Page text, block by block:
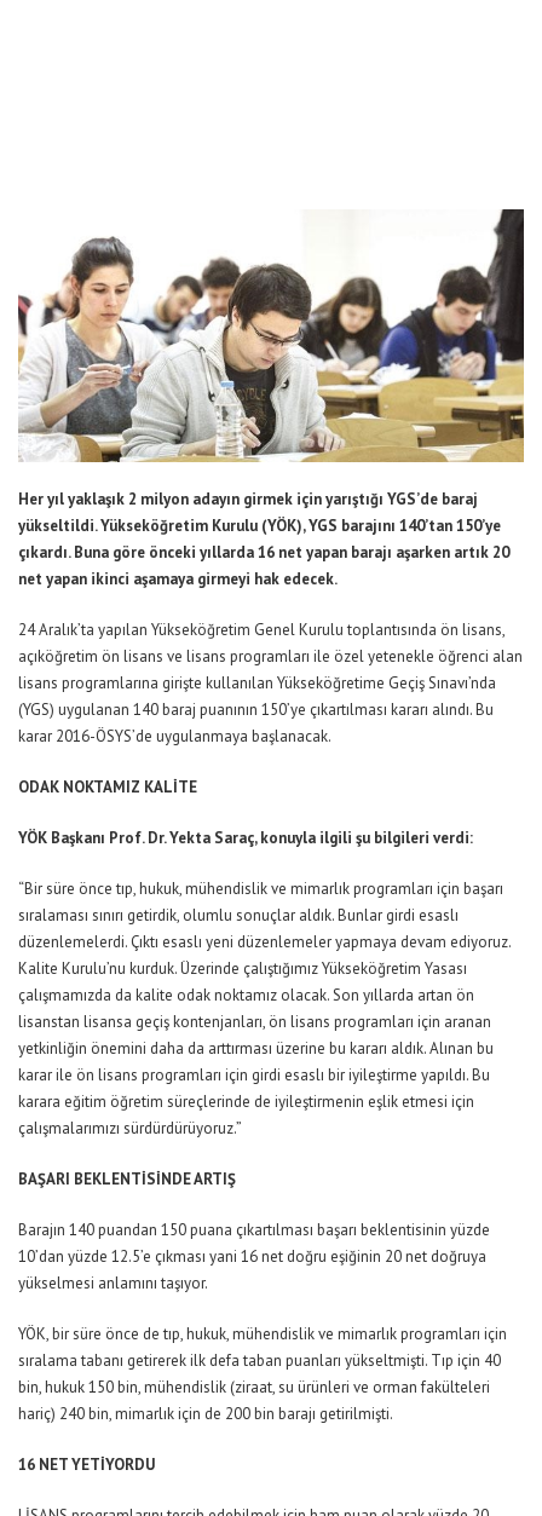
Her yıl yaklaşık 2 milyon adayın girmek için yarıştığı YGS’de baraj
yükseltildi. Yükseköğretim Kurulu (YÖK), YGS barajını 140’tan 150’ye
çıkardı. Buna göre önceki yıllarda 16 net yapan barajı aşarken artık 20
net yapan ikinci aşamaya girmeyi hak edecek.
24 Aralık’ta yapılan Yükseköğretim Genel Kurulu toplantısında ön lisans,
açıköğretim ön lisans ve lisans programları ile özel yetenekle öğrenci alan
lisans programlarına girişte kullanılan Yükseköğretime Geçiş Sınavı’nda
(YGS) uygulanan 140 baraj puanının 150’ye çıkartılması kararı alındı. Bu
karar 2016-ÖSYS’de uygulanmaya başlanacak.
ODAK NOKTAMIZ KALİTE
YÖK Başkanı Prof. Dr. Yekta Saraç, konuyla ilgili şu bilgileri verdi:
“Bir süre önce tıp, hukuk, mühendislik ve mimarlık programları için başarı
sıralaması sınırı getirdik, olumlu sonuçlar aldık. Bunlar girdi esaslı
düzenlemelerdi. Çıktı esaslı yeni düzenlemeler yapmaya devam ediyoruz.
Kalite Kurulu’nu kurduk. Üzerinde çalıştığımız Yükseköğretim Yasası
çalışmamızda da kalite odak noktamız olacak. Son yıllarda artan ön
lisanstan lisansa geçiş kontenjanları, ön lisans programları için aranan
yetkinliğin önemini daha da arttırması üzerine bu kararı aldık. Alınan bu
karar ile ön lisans programları için girdi esaslı bir iyileştirme yapıldı. Bu
karara eğitim öğretim süreçlerinde de iyileştirmenin eşlik etmesi için
çalışmalarımızı sürdürdürüyoruz.”
BAŞARI BEKLENTİSİNDE ARTIŞ
Barajın 140 puandan 150 puana çıkartılması başarı beklentisinin yüzde
10’dan yüzde 12.5’e çıkması yani 16 net doğru eşiğinin 20 net doğruya
yükselmesi anlamını taşıyor.
YÖK, bir süre önce de tıp, hukuk, mühendislik ve mimarlık programları için
sıralama tabanı getirerek ilk defa taban puanları yükseltmişti. Tıp için 40
bin, hukuk 150 bin, mühendislik (ziraat, su ürünleri ve orman fakülteleri
hariç) 240 bin, mimarlık için de 200 bin barajı getirilmişti.
16 NET YETİYORDU